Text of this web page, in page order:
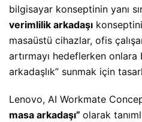
bilgisayar konseptinin yanı
verimlilik arkadaşı
masaüstü cihazlar, ofis
artırmayı hedeflerken
arkadaşlık” sunmak için
Lenovo, AI Workmate
masa arkadaşı” olarak